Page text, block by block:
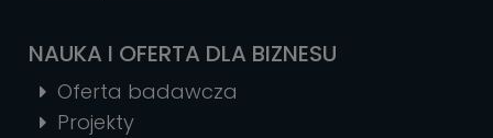
NAUKA I OFERTA DLA BIZNESU
Oferta badawcza
Projekty